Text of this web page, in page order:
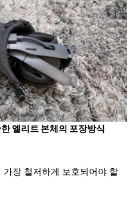
엘리트 본체의 포장방식
장 철저하게 보호되어야 할